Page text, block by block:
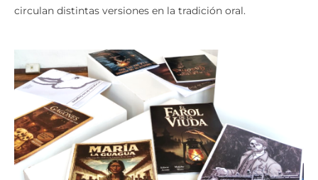
circulan distintas versiones en la tradición oral.